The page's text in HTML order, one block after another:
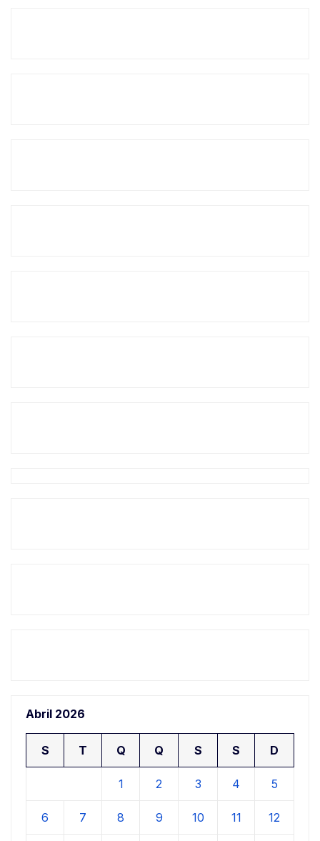
Abril 2026
S T Q Q S S D
1 2 3 4 5
6 7 8 9 10 11 12